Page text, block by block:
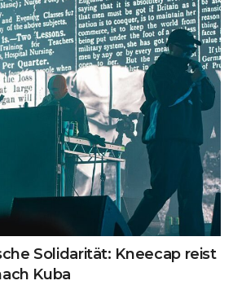
Solidarität: Kneecap reist
Kuba